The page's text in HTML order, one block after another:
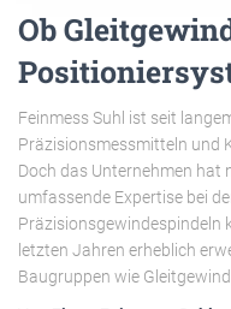
Ob
Feinmess Suhl ist seit
Präzisionsmessmitteln und
Doch das Unternehmen hat
umfassende Expertise bei
Präzisionsgewindespindeln
letzten Jahren erheblich
Baugruppen wie